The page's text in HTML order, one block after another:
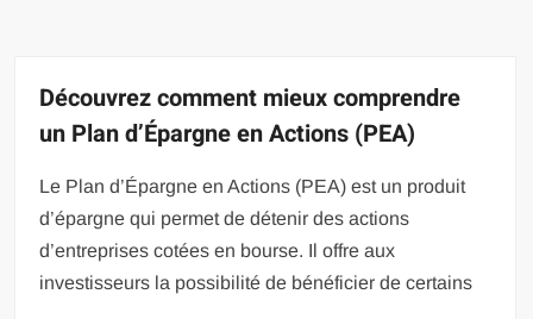
Découvrez comment mieux comprendre
un Plan d’Épargne en Actions (PEA)
Le Plan d’Épargne en Actions (PEA) est un produit
d’épargne qui permet de détenir des actions
d’entreprises cotées en bourse. Il offre aux
investisseurs la possibilité de bénéficier de certains